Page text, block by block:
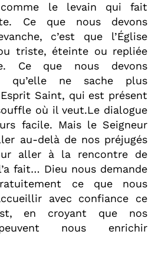
le levain qui fait
Ce que nous devons
c’est que l’Église
triste, éteinte ou repliée
Ce que nous devons
qu’elle ne sache plus
Saint, qui est présent
où il veut.Le dialogue
facile. Mais le Seigneur
au-delà de nos préjugés
aller à la rencontre de
fait… Dieu nous demande
ce que nous
avec confiance ce
en croyant que nos
nous enrichir